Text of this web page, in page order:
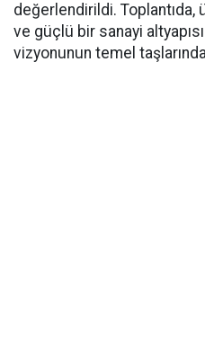
değerlendirildi. Toplantıda,
ve güçlü bir sanayi
vizyonunun temel